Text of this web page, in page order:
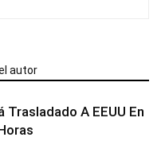
autor
Trasladado A EEUU En